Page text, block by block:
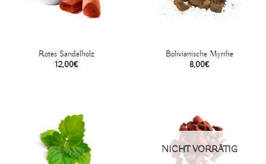
Rotes Sandelholz
12,00€
Bolivianische Myrrhe
8,00€
NICHT VORRÄTIG